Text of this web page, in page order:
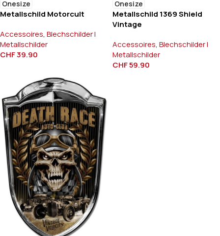
Onesize
Metallschild Motorcult
Accessoires, Blechschilder l
Metallschilder
CHF39.90
Onesize
Metallschild 1369 Shield
Vintage
Accessoires, Blechschilder l
Metallschilder
CHF59.90